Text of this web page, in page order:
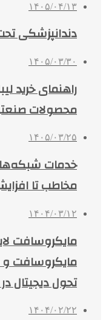
۱۴۰۵/۰۴/۱۳
دندانپزشکی
۱۴۰۵/۰۳/۳۰
راهنمای خرید
محصولات
۱۴۰۵/۰۳/۲۵
مخاطب تا
۱۴۰۴/۰۳/۱۲
مایکروسافت
مایکروسافت
تحول دیجیتال در
۱۴۰۴/۰۲/۲۲